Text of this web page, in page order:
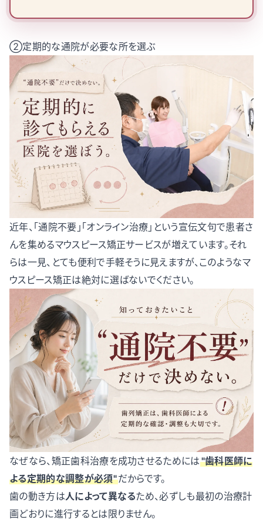
②定期的な通院が必要な所を選ぶ
近年、「通院不要」「オンライン治療」という宣伝文句で患者さ
んを集めるマウスピース矯正サービスが増えています。それ
らは一見、とても便利で手軽そうに見えますが、このようなマ
ウスピース矯正は絶対に選ばないでください。
なぜなら、矯正歯科治療を成功させるためには"歯科医師に
よる定期的な調整が必須"だからです。
歯の動き方は人によって異なるため、必ずしも最初の治療計
画どおりに進行するとは限りません。